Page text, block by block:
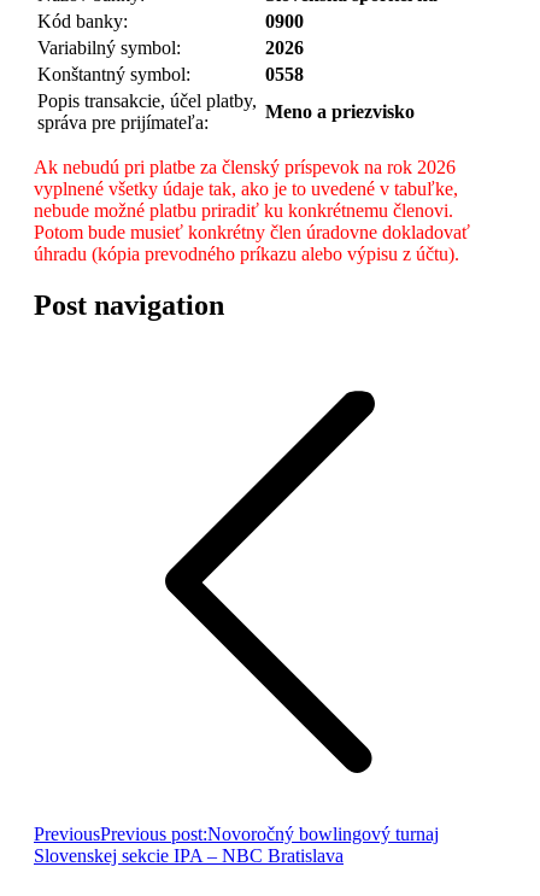
Kód banky:
0900
Variabilný symbol:
2026
Konštantný symbol:
0558
Popis transakcie, účel platby,
správa pre prijímateľa:
Meno a priezvisko
Ak nebudú pri platbe za členský príspevok na rok 2026
vyplnené všetky údaje tak, ako je to uvedené v tabuľke,
nebude možné platbu priradiť ku konkrétnemu členovi.
Potom bude musieť konkrétny člen úradovne dokladovať
úhradu (kópia prevodného príkazu alebo výpisu z účtu).
Post navigation
PreviousPrevious post:Novoročný bowlingový turnaj
Slovenskej sekcie IPA – NBC Bratislava